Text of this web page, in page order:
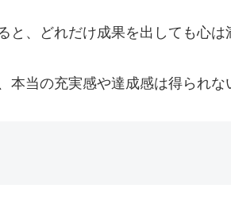
、どれだけ成果を出しても心は
当の充実感や達成感は得られな